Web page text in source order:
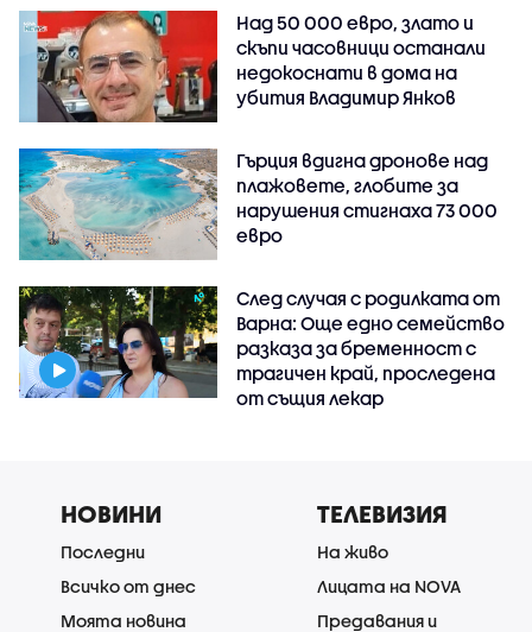
Над 50 000 евро, злато и
скъпи часовници останали
недокоснати в дома на
убития Владимир Янков
Гърция вдигна дронове над
плажовете, глобите за
нарушения стигнаха 73 000
евро
След случая с родилката от
Варна: Още едно семейство
разказа за бременност с
трагичен край, проследена
от същия лекар
НОВИНИ
Последни
Всичко от днес
Моята новина
ТЕЛЕВИЗИЯ
На живо
Лицата на NOVA
Предавания и